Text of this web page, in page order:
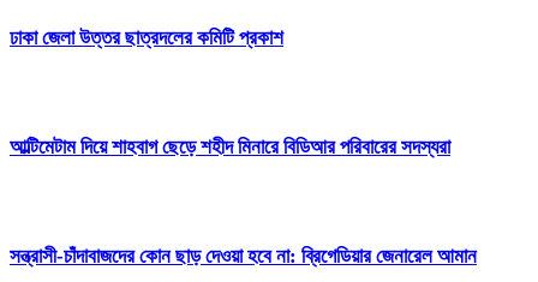
ঢাকা জেলা উত্তর ছাত্রদলের কমিটি প্রকাশ
আল্টিমেটাম দিয়ে শাহবাগ ছেড়ে শহীদ মিনারে বিডিআর পরিবারের সদস্যরা
সন্ত্রাসী-চাঁদাবাজদের কোন ছাড় দেওয়া হবে না: ব্রিগেডিয়ার জেনারেল আমান